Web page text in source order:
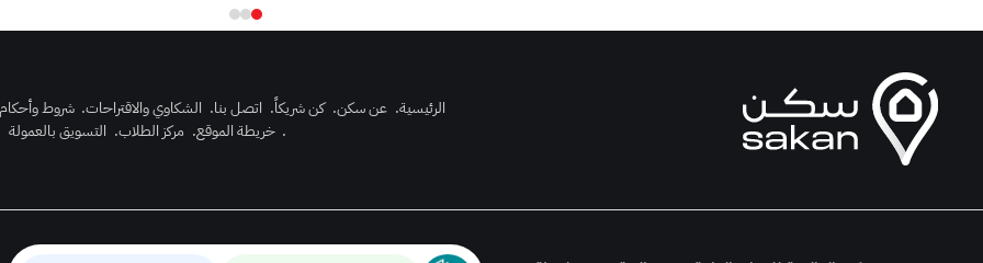
الرئيسية. عن سكن. كن شريكاً. اتصل بنا. الشكاوي والاقتراحات. شروط
. خريطة الموقع. مركز الطلاب. التسويق بالعمولة